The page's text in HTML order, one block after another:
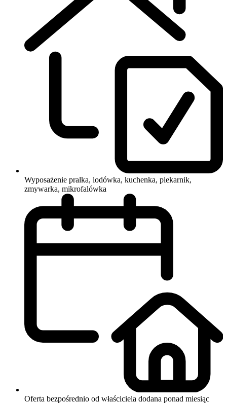
Wyposażenie pralka, lodówka, kuchenka, piekarnik,
zmywarka, mikrofalówka
Oferta bezpośrednio od właściciela dodana ponad miesiąc